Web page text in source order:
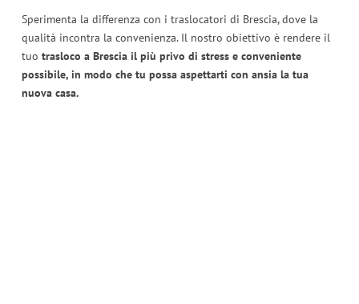
Sperimenta la differenza con i traslocatori di Brescia, dove la
qualità incontra la convenienza. Il nostro obiettivo è rendere il
tuo trasloco a Brescia il più privo di stress e conveniente
possibile, in modo che tu possa aspettarti con ansia la tua
nuova casa.